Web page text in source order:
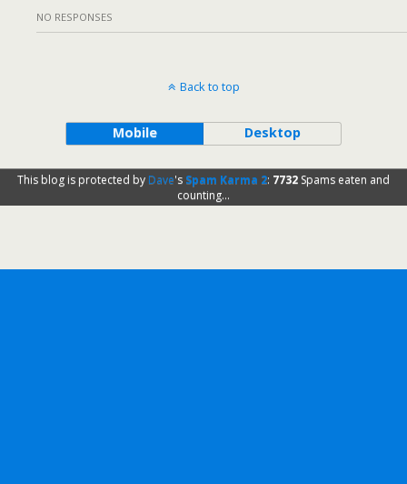
NO RESPONSES
Back to top
Mobile Desktop
This blog is protected by Dave's Spam Karma 2: 7732 Spams eaten and
counting...